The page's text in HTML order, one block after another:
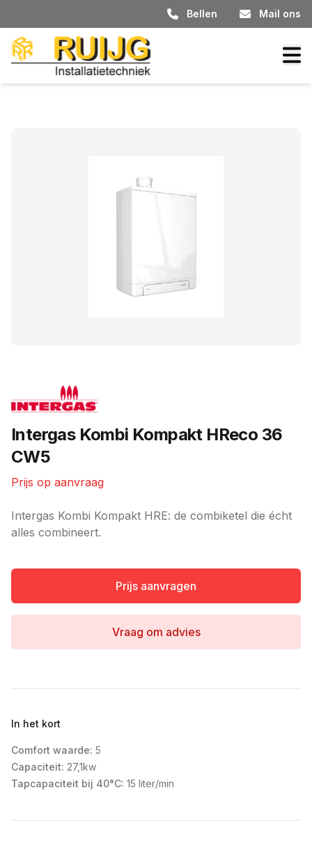
Bellen Mail ons
Intergas Kombi Kompakt HReco 36
CW5
Prijs op aanvraag
Intergas Kombi Kompakt HRE: de combiketel die écht
alles combineert.
Prijs aanvragen
Vraag om advies
In het kort
Comfort waarde: 5
Capaciteit: 27,1kw
Tapcapaciteit bij 40°C: 15 liter/min